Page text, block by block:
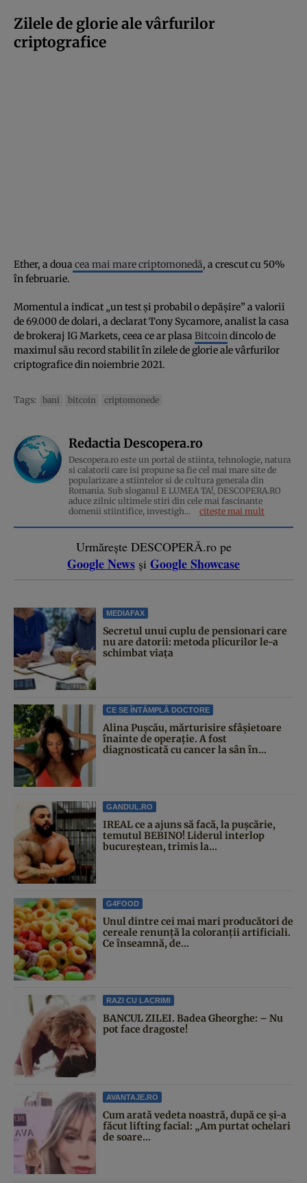
Zilele de glorie ale vârfurilor
criptografice
Ether, a doua cea mai mare criptomonedă, a crescut cu 50%
în februarie.
Momentul a indicat „un test și probabil o depășire” a valorii
de 69.000 de dolari, a declarat Tony Sycamore, analist la casa
de brokeraj IG Markets, ceea ce ar plasa Bitcoindincolo de
maximul său record stabilit în zilele de glorie ale vârfurilor
criptografice din noiembrie 2021.
Tags: bani bitcoin criptomonede
Redactia Descopera.ro
Descopera.ro este un portal de stiinta, tehnologie, natura
si calatorii care isi propune sa fie cel mai mare site de
popularizare a stiintelor si de cultura generala din
Romania. Sub sloganul E LUMEA TA!, DESCOPERA.RO
aduce zilnic ultimele stiri din cele mai fascinante
domenii stiintifice, investigh...
citește mai mult
Urmărește DESCOPERĂ.ro pe
Google News și Google Showcase
MEDIAFAX
Secretul unui cuplu de pensionari care
nu are datorii: metoda plicurilor le-a
schimbat viața
CE SE ÎNTÂMPLĂ DOCTORE
Alina Pușcău, mărturisire sfâșietoare
înainte de operație. A fost
diagnosticată cu cancer la sân în...
GANDUL.RO
IREAL ce a ajuns să facă, la pușcărie,
temutul BEBINO! Liderul interlop
bucureștean, trimis la...
G4FOOD
Unul dintre cei mai mari producători de
cereale renunță la coloranții artificiali.
Ce înseamnă, de...
RAZI CU LACRIMI
BANCUL ZILEI. Badea Gheorghe: – Nu
pot face dragoste!
AVANTAJE.RO
Cum arată vedeta noastră, după ce și-a
făcut lifting facial: „Am purtat ochelari
de soare...